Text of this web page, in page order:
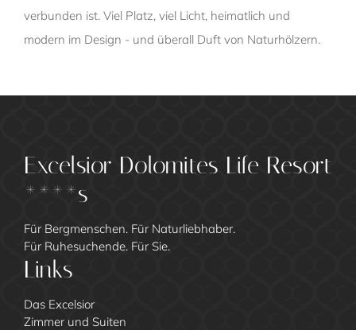
verbunden ist. Viel Platz, viel Licht, heimatlich und
modern im Design - und überall Duft von Naturhölzern.
Excelsior Dolomites Life Resort
****s
Für Bergmenschen. Für Naturliebhaber.
Für Ruhesuchende. Für Sie.
Links
Das Excelsior
Zimmer und Suiten